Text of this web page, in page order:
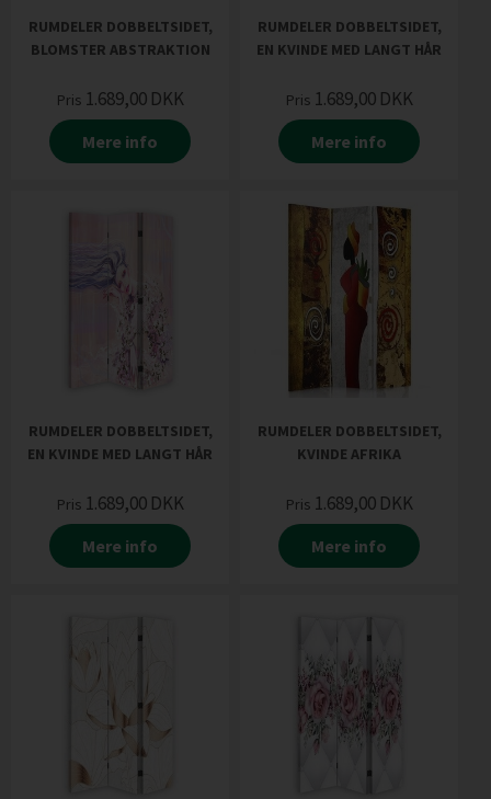
RUMDELER DOBBELTSIDET,
BLOMSTER ABSTRAKTION
Pris 1.689,00 DKK
Mere info
RUMDELER DOBBELTSIDET,
EN KVINDE MED LANGT HÅR
Pris 1.689,00 DKK
Mere info
RUMDELER DOBBELTSIDET,
EN KVINDE MED LANGT HÅR
Pris 1.689,00 DKK
Mere info
RUMDELER DOBBELTSIDET,
KVINDE AFRIKA
Pris 1.689,00 DKK
Mere info